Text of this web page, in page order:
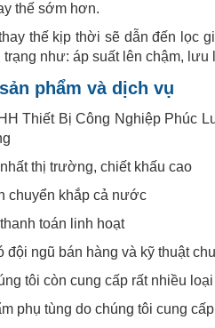
thế sớm hơn.
thế kịp thời sẽ dẫn đến lọc
trạng như: áp suất lên chậm,
phẩm và dịch vụ
Thiết Bị Công Nghiệp Phúc
thị trường, chiết khấu cao
chuyển khắp cả nước
toán linh hoạt
đội ngũ bán hàng và kỹ thuật
tôi còn cung cấp rất nhiều loại
phụ tùng do chúng tôi cung